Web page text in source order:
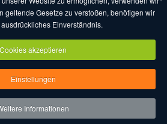
Nutzungsbestimmungen
Impressum
eventcompanies.de 2025
geltende Gesetze zu verstoßen, benötigen wir
Einverständnis.
Cookies akzeptieren
Einstellungen
Informationen